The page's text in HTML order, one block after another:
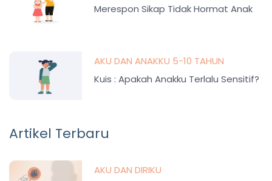
Merespon Sikap Tidak Hormat Anak
AKU DAN ANAKKU 5-10 TAHUN
Kuis : Apakah Anakku Terlalu Sensitif?
Artikel Terbaru
AKU DAN DIRIKU